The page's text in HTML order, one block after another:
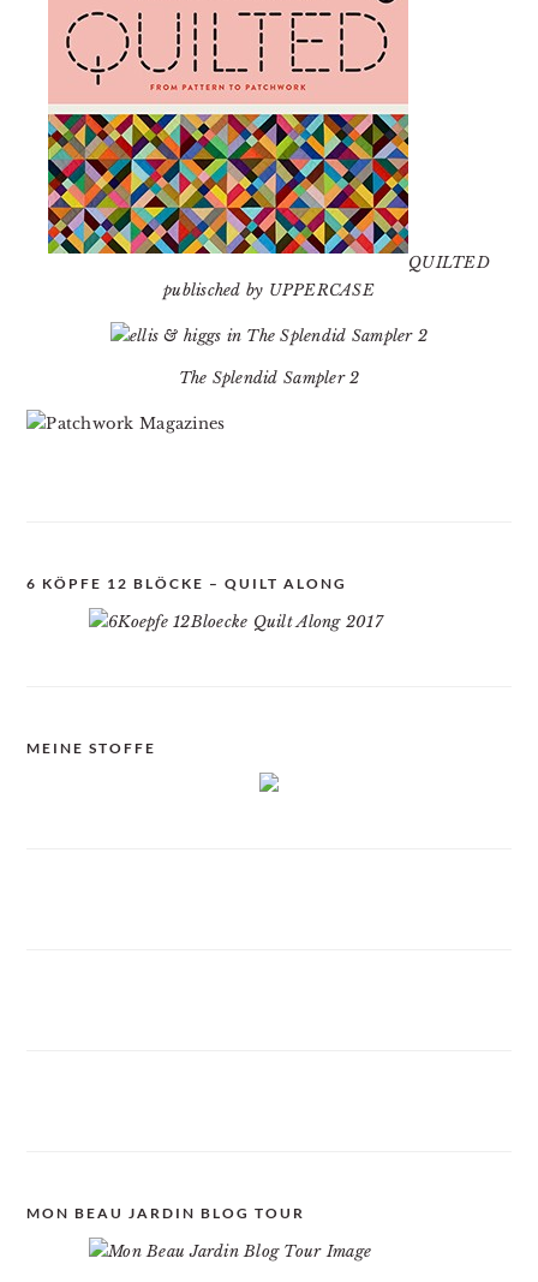
QUILTED
publisched by UPPERCASE
The Splendid Sampler 2
6 KÖPFE 12 BLÖCKE – QUILT ALONG
MEINE STOFFE
MON BEAU JARDIN BLOG TOUR